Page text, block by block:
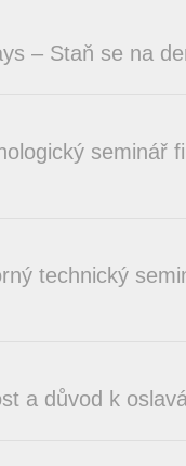
– Staň se na
seminář
technický
a důvod k